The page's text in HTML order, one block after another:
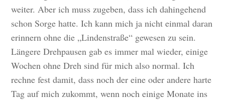
weiter. Aber ich muss zugeben, dass ich dahingehend
schon Sorge hatte. Ich kann mich ja nicht einmal daran
erinnern ohne die „Lindenstraße“ gewesen zu sein.
Längere Drehpausen gab es immer mal wieder, einige
Wochen ohne Dreh sind für mich also normal. Ich
rechne fest damit, dass noch der eine oder andere harte
Tag auf mich zukommt, wenn noch einige Monate ins